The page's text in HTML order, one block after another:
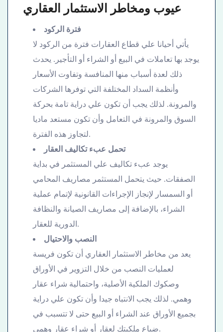
عيوب ومخاطر الاستثمار العقاري
فترة الركود
يأتي أحيانا علي قطاع العقارات فترة من الركود لا
يوجد بها تعاملات في البيع أو الشراء أو التأجير. يحدث
ذلك لعدة أسباب منها المنافسة وتفاوت الأسعار
وأنظمة السداد المختلفة التي توفرها الشركات
والمرونة. لذلك يجب أن تكون علي دراية تامة بحركة
السوق والمرونة في التعامل وأن تكون مستعد ماديا
لتجاوز هذه الفترة.
تحمل عبء تكاليف العقار
يوجد عبء تكاليف علي المستثمر في بداية
الصفقات. حيث يتحمل المستثمر مصاريف المحامي
أو السمسار لإنجاز الإجراءات القانونية لإتمام عملية
الشراء، بالإضافة إلى مصاريف الصيانة والنظافة
الدورية للعقار.
النصب والاحتيال
يعد من مخاطر الاستثمار العقاري أن تكون فريسة
لعمليات النصب من خلال التزوير في الأوراق
وصكوك الملكية الأصلية، واحتمالية شراء عقار
وهمي. لذلك يجب الانتباه جيدا وأن تكون علي دراية
بجميع الأوراق عند الشراء أو البيع حتى لا تتسبب في
ضياع ملكيتك لعقار أو شراء عقار وهمي.